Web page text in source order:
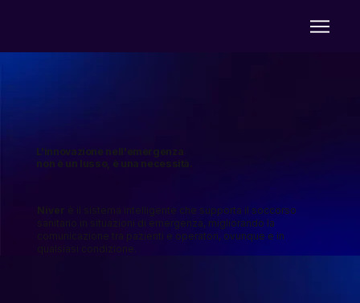
L'innovazione nell'emergenza
non è un lusso, è una necessità.
è il sistema intelligente che supporta il soccorso
sanitario in situazioni di emergenza, migliorando la
comunicazione tra pazienti e operatori, ovunque e in
qualsiasi condizione.